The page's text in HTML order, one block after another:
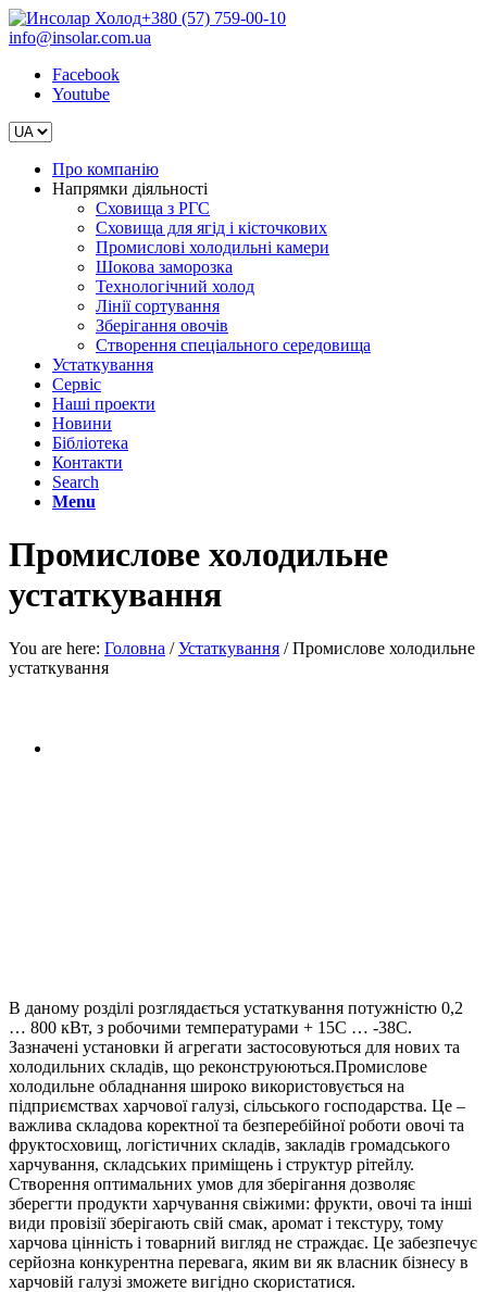
+380 (57) 759-00-10
info@insolar.com.ua
Facebook
Youtube
Про компанію
Напрямки діяльності
Сховища з РГС
Сховища для ягід і кісточкових
Промислові холодильні камери
Шокова заморозка
Технологічний холод
Лінії сортування
Зберігання овочів
Створення спеціального середовища
Устаткування
Сервіс
Наші проекти
Новини
Бібліотека
Контакти
Search
Menu
Промислове холодильне
устаткування
You are here: Головна / Устаткування / Промислове холодильне
устаткування
В даному розділі розглядається устаткування потужністю 0,2
… 800 кВт, з робочими температурами + 15С … -38С.
Зазначені установки й агрегати застосовуються для нових та
холодильних складів, що реконструюються.Промислове
холодильне обладнання широко використовується на
підприємствах харчової галузі, сільського господарства. Це –
важлива складова коректної та безперебійної роботи овочі та
фруктосховищ, логістичних складів, закладів громадського
харчування, складських приміщень і структур рітейлу.
Створення оптимальних умов для зберігання дозволяє
зберегти продукти харчування свіжими: фрукти, овочі та інші
види провізії зберігають свій смак, аромат і текстуру, тому
харчова цінність і товарний вигляд не страждає. Це забезпечує
серйозна конкурентна перевага, яким ви як власник бізнесу в
харчовій галузі зможете вигідно скористатися.